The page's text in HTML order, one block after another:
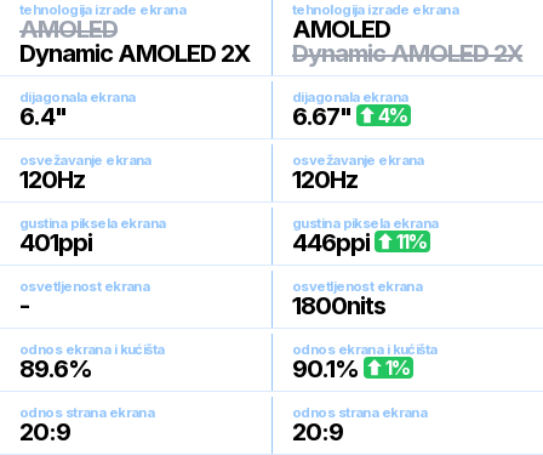
tehnologija izrade ekrana
AMOLED
Dynamic AMOLED 2X
tehnologija izrade ekrana
AMOLED
Dynamic AMOLED 2X
dijagonala ekrana
6.4"
dijagonala ekrana
6.67" 4%
osvežavanje ekrana
120Hz
osvežavanje ekrana
120Hz
gustina piksela ekrana
401ppi
gustina piksela ekrana
446ppi 11%
osvetljenost ekrana
-
osvetljenost ekrana
1800nits
odnos ekrana i kućišta
89.6%
odnos ekrana i kućišta
90.1% 1%
odnos strana ekrana
20:9
odnos strana ekrana
20:9